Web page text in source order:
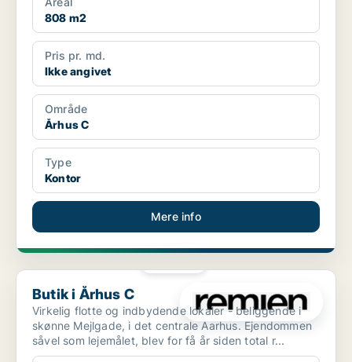
808 m2
Pris pr. md.
Ikke angivet
Område
Århus C
Type
Kontor
Mere info
Butik i Århus C
Butik i Århus C
Virkelig flotte og indbydende lokaler - beliggende i
skønne Mejlgade, i det centrale Aarhus. Ejendommen
såvel som lejemålet, blev for få år siden total r...